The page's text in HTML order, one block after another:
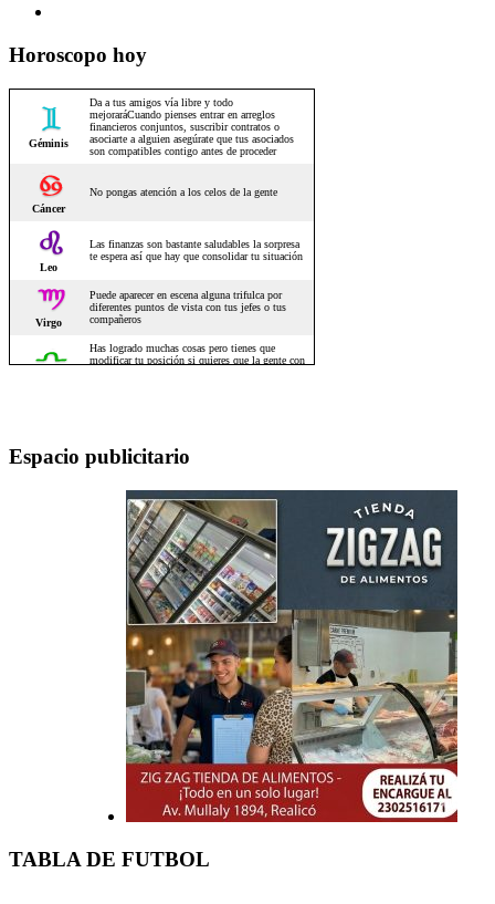
Horoscopo hoy
Espacio publicitario
TABLA DE FUTBOL